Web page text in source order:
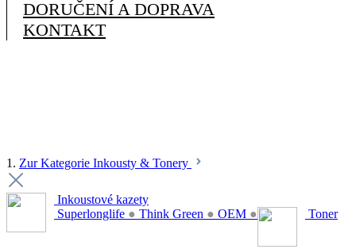
DORUČENÍ A DOPRAVA
KONTAKT
1. Zur Kategorie Inkousty & Tonery
Inkoustové kazety
Superlonglife ● Think Green ● OEM ● Toner